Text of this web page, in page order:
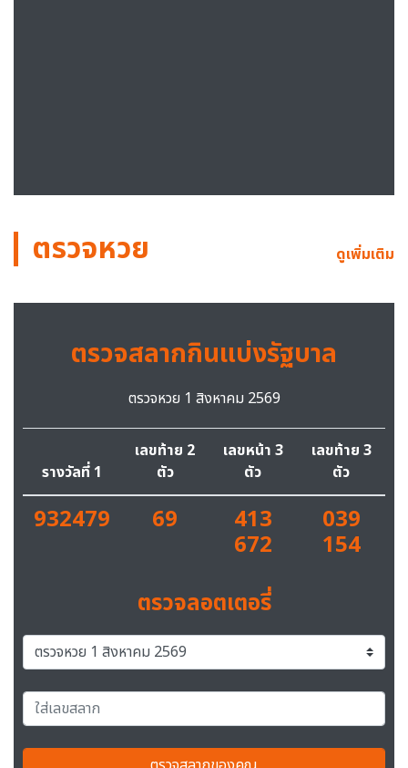
ตรวจหวย ดูเพิ่มเติม
ตรวจสลากกินแบ่งรัฐบาล
ตรวจหวย 1 สิงหาคม 2569
รางวัลที่ 1
เลขท้าย 2
ตัว
เลขหน้า 3
ตัว
เลขท้าย 3
ตัว
932479 69 413
672
039
154
ตรวจลอตเตอรี่